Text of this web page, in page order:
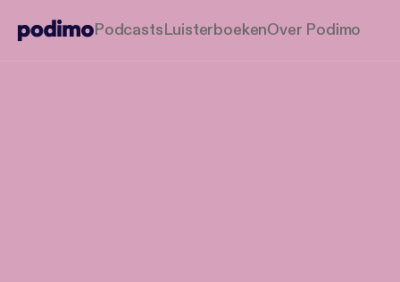
PodcastsLuisterboekenOver Podimo